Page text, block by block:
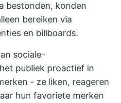
bestonden, konden
bereiken via
en billboards.
sociale-
publiek proactief in
- ze liken, reageren
hun favoriete merken